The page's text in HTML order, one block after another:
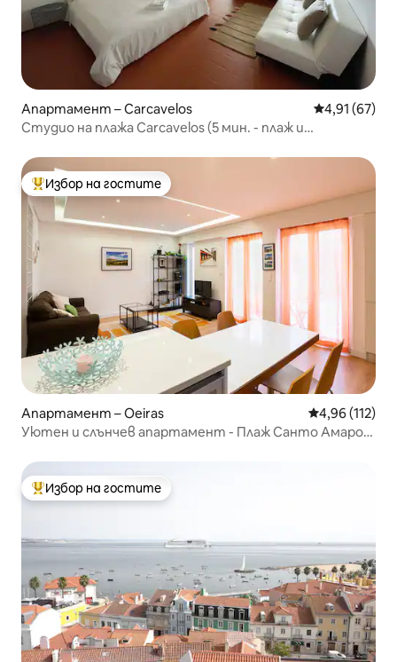
Апартамент – Carcavelos Средна
4,91 (67)
Студио на плажа Carcavelos (5 мин. - плаж и
Най-популярен избор на гостите
Избор на гостите
Апартамент – Oeiras Средна
4,96 (112)
Уютен и слънчев апартамент - Плаж Санто Амаро
Най-популярен избор на гостите
Избор на гостите